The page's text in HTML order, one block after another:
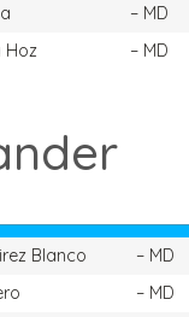
– MD
Hoz – MD
Blanco
– MD
– MD